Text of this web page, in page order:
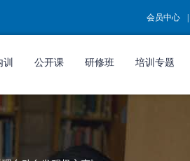
会员中心
公开课 研修班 培训专题